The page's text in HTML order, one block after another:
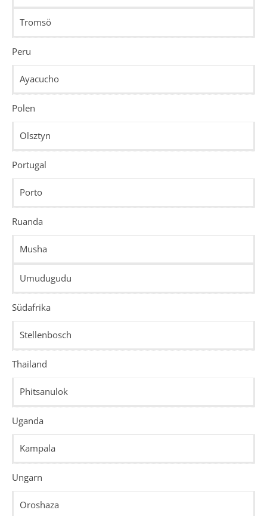
Tromsö
Peru
Ayacucho
Polen
Olsztyn
Portugal
Porto
Ruanda
Musha
Umudugudu
Südafrika
Stellenbosch
Thailand
Phitsanulok
Uganda
Kampala
Ungarn
Oroshaza